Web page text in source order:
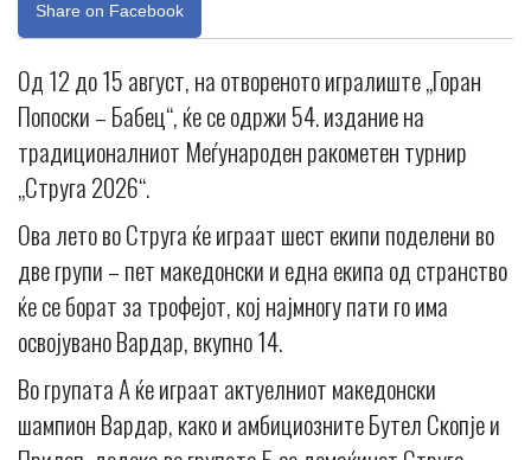
Share on Facebook
Од 12 до 15 август, на отвореното игралиште „Горан
Попоски – Бабец“, ќе се одржи 54. издание на
традиционалниот Меѓународен ракометен турнир
„Струга 2026“.
Ова лето во Струга ќе играат шест екипи поделени во
две групи – пет македонски и една екипа од странство
ќе се борат за трофејот, кој најмногу пати го има
освојувано Вардар, вкупно 14.
Во групата А ќе играат актуелниот македонски
шампион Вардар, како и амбициозните Бутел Скопје и